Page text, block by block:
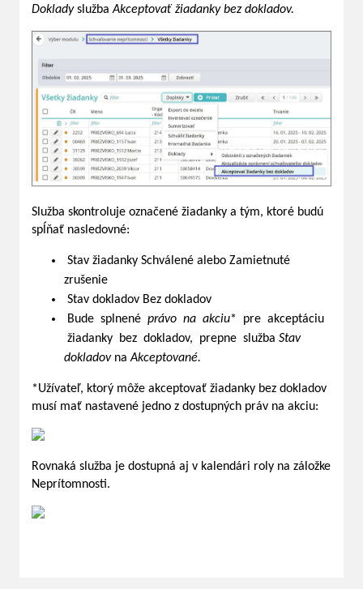
DokladyslužbaAkceptovať žiadanky bez dokladov.
Služba skontroluje označené žiadanky a tým, ktoré budú
spĺňať nasledovné:
Stav žiadanky Schválené alebo Zamietnuté
zrušenie
Stav dokladov Bez dokladov
Bude splnené právo na akciu* pre akceptáciu
žiadanky bez dokladov, prepne služba Stav
dokladovnaAkceptované.
*Užívateľ, ktorý môže akceptovať žiadanky bez dokladov
musí mať nastavené jedno z dostupných práv na akciu:
Rovnaká služba je dostupná aj v kalendári roly na záložke
Neprítomnosti.